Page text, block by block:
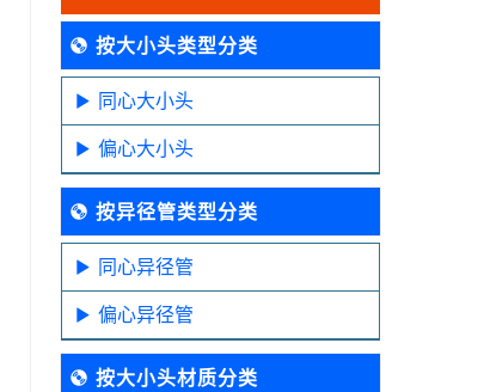
按大小头类型分类
同心大小头
偏心大小头
按异径管类型分类
同心异径管
偏心异径管
按大小头材质分类